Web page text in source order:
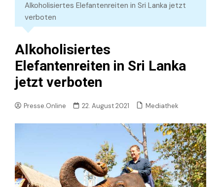
Alkoholisiertes Elefantenreiten in Sri Lanka jetzt
verboten
Alkoholisiertes
Elefantenreiten in Sri Lanka
jetzt verboten
Presse.Online 22. August 2021 Mediathek